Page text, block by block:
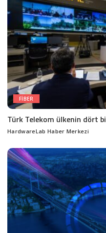
FIBER
Türk Telekom ülkenin dört
Posted
HardwareLab Haber Merkezi